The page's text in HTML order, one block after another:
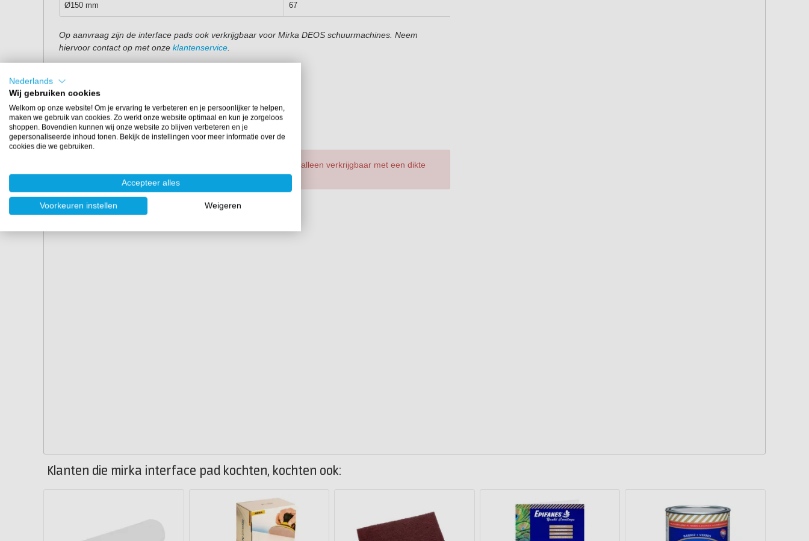
Ø150 mm 67
Op aanvraag zijn de interface pads ook verkrijgbaar voor Mirka DEOS schuurmachines. Neem
hiervoor contact op met onze klantenservice
Dikte:5 mm of 10 mm
Merk:Mirka
Bevestiging:velcro (klittenband)
Verpakking:per stuk
de Interface pad met een diameter van Ø77 mm is alleen verkrijgbaar met een dikte
van 5 mm.
Klanten die mirka interface pad kochten, kochten ook:
Nederlands
Wij gebruiken cookies
Welkom op onze website! Om je ervaring te verbeteren en je persoonlijker te helpen,
maken we gebruik van cookies. Zo werkt onze website optimaal en kun je zorgeloos
shoppen. Bovendien kunnen wij onze website zo blijven verbeteren en je
gepersonaliseerde inhoud tonen. Bekijk de instellingen voor meer informatie over de
cookies die we gebruiken.
Accepteer alles
Voorkeuren instellen Weigeren